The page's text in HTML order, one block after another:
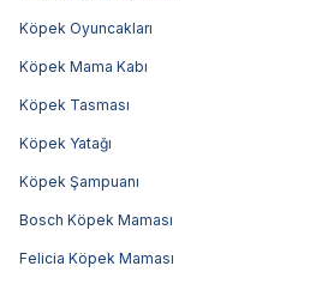
Köpek Oyuncakları
Köpek Mama Kabı
Köpek Tasması
Köpek Yatağı
Köpek Şampuanı
Bosch Köpek Maması
Felicia Köpek Maması